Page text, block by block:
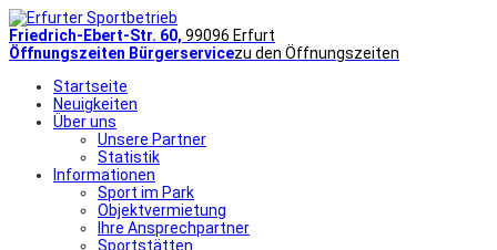
Friedrich-Ebert-Str. 60, 99096 Erfurt
Öffnungszeiten Bürgerservicezu den Öffnungszeiten
Startseite
Neuigkeiten
Über uns
Unsere Partner
Statistik
Informationen
Sport im Park
Objektvermietung
Ihre Ansprechpartner
Sportstätten